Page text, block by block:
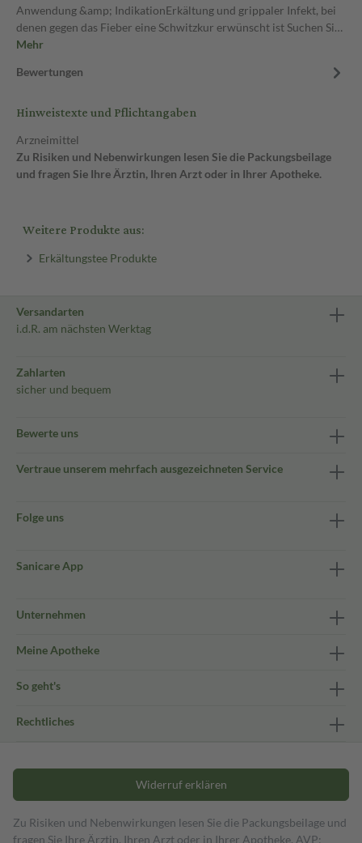
Anwendung &amp; IndikationErkältung und grippaler Infekt, bei
denen gegen das Fieber eine Schwitzkur erwünscht ist Suchen Si…
Mehr
Bewertungen
Hinweistexte und Pflichtangaben
Arzneimittel
Zu Risiken und Nebenwirkungen lesen Sie die Packungsbeilage
und fragen Sie Ihre Ärztin, Ihren Arzt oder in Ihrer Apotheke.
Weitere Produkte aus:
Erkältungstee Produkte
Versandarten
i.d.R. am nächsten Werktag
Zahlarten
sicher und bequem
Bewerte uns
Vertraue unserem mehrfach ausgezeichneten Service
Folge uns
Sanicare App
Unternehmen
Meine Apotheke
So geht's
Rechtliches
Widerruf erklären
Zu Risiken und Nebenwirkungen lesen Sie die Packungsbeilage und
fragen Sie Ihre Ärztin, Ihren Arzt oder in Ihrer Apotheke. AVP: